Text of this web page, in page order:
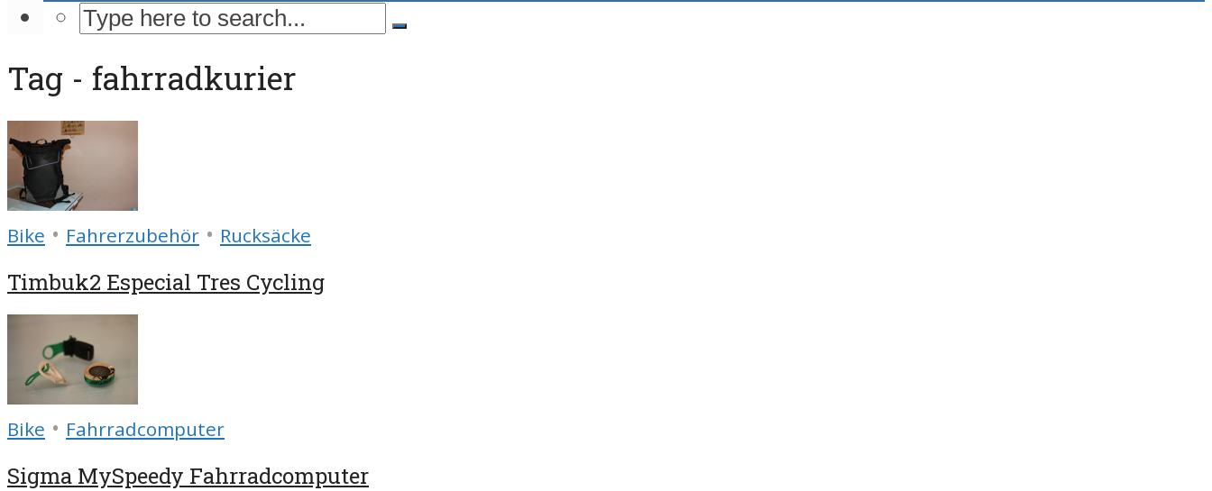
Tag - fahrradkurier
Bike • Fahrerzubehör • Rucksäcke
Timbuk2 Especial Tres Cycling
Bike • Fahrradcomputer
Sigma MySpeedy Fahrradcomputer